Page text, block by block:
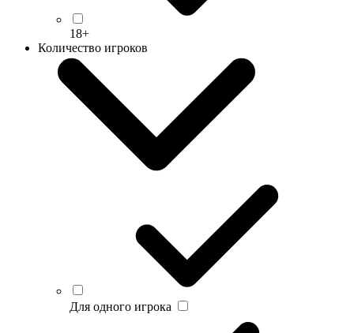
18+
Количество игроков
Для одного игрока